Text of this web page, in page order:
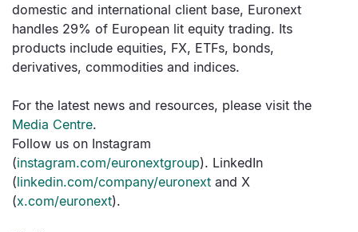
domestic and international client base, Euronext
handles 29% of European lit equity trading. Its
products include equities, FX, ETFs, bonds,
derivatives, commodities and indices.
For the latest news and resources, please visit the
Media Centre.
Follow us on Instagram
(instagram.com/euronextgroup). LinkedIn
(linkedin.com/company/euronext and X
(x.com/euronext).